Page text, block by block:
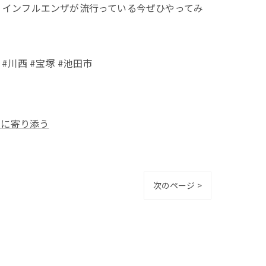
ンフルエンザが流行っている今ぜひやってみ
川西 #宝塚 #池田市
寄り添う
次のページ >